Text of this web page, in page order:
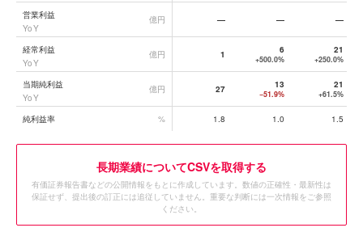
営業利益
YoY
億円 — — —
経常利益
YoY
億円 1 6
+500.0%
21
+250.0%
当期純利益
YoY
億円 27 13
−51.9%
21
+61.5%
純利益率 % 1.8 1.0 1.5
長期業績についてCSVを取得する
有価証券報告書などの公開情報をもとに作成しています。数値の正確性・最新性は
保証せず、提出後の訂正には追従していません。重要な判断には一次情報をご参照
ください。